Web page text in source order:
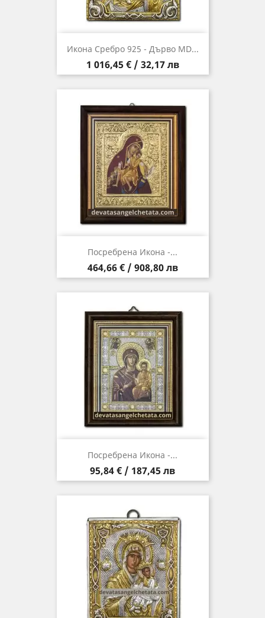
Икона Сребро 925 - Дърво MD...
Цена
1 016,45 € / 32,17 лв
Посребрена Икона -...
Цена
464,66 € / 908,80 лв
Посребрена Икона -...
Цена
95,84 € / 187,45 лв